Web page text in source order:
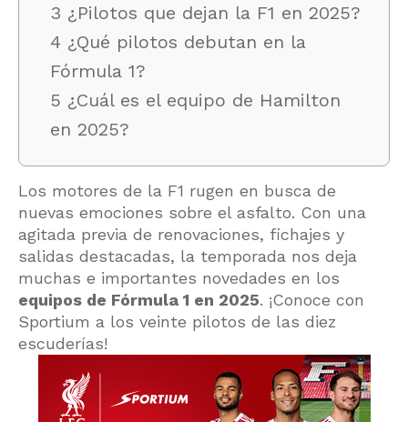
3 ¿Pilotos que dejan la F1 en 2025?
4 ¿Qué pilotos debutan en la
Fórmula 1?
5 ¿Cuál es el equipo de Hamilton
en 2025?
Los motores de la F1 rugen en busca de
nuevas emociones sobre el asfalto. Con una
agitada previa de renovaciones, fichajes y
salidas destacadas, la temporada nos deja
muchas e importantes novedades en los
equipos de Fórmula 1 en 2025. ¡Conoce con
Sportium a los veinte pilotos de las diez
escuderías!